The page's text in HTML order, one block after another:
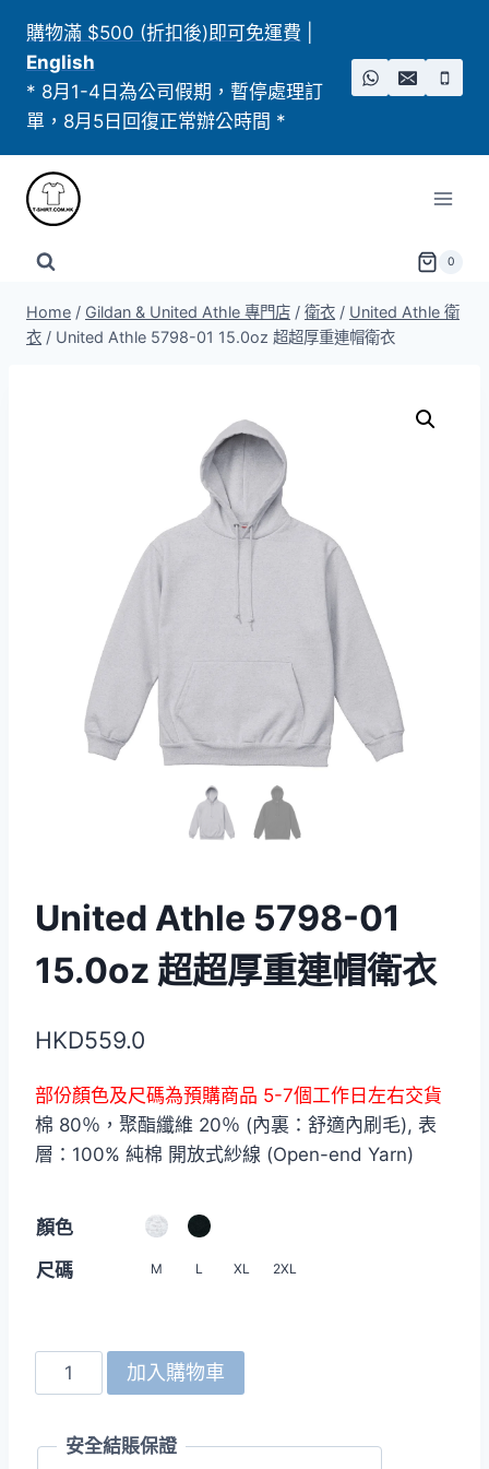
content
購物滿 $500 (折扣後)即可免運費
English
* 8月1-4日為公司假期，暫停處理訂
單，8月5日回復正常辦公時間 *
0
Home / Gildan & United Athle 專門店 / 衛衣 / United Athle 衛
衣 / United Athle 5798-01 15.0oz 超超厚重連帽衛衣
United Athle 5798-01
15.0oz 超超厚重連帽衛衣
HKD559.0
部份顏色及尺碼為預購商品 5-7個工作日左右交貨
棉 80％，聚酯纖維 20％ (內裏：舒適內刷毛), 表
層：100% 純棉 開放式紗線 (Open-end Yarn)
顏色
尺碼
M L XL 2XL
United
Athle
01
加入購物車
安全結賬保證